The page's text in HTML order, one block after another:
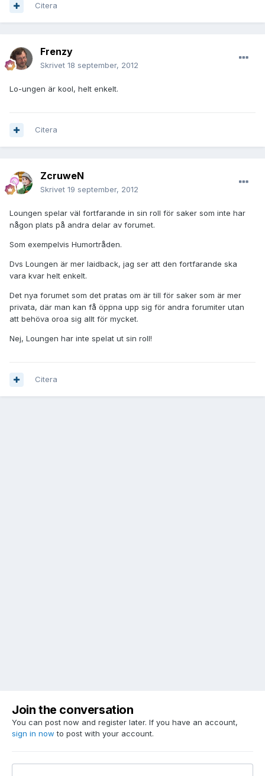
Citera
Frenzy
Skrivet 18 september, 2012
Lo-ungen är kool, helt enkelt.
Citera
ZcruweN
Skrivet 19 september, 2012
Loungen spelar väl fortfarande in sin roll för saker som inte har
någon plats på andra delar av forumet.
Som exempelvis Humortråden.
Dvs Loungen är mer laidback, jag ser att den fortfarande ska
vara kvar helt enkelt.
Det nya forumet som det pratas om är till för saker som är mer
privata, där man kan få öppna upp sig för andra forumiter utan
att behöva oroa sig allt för mycket.
Nej, Loungen har inte spelat ut sin roll!
Citera
Join the conversation
You can post now and register later. If you have an account,
sign in now to post with your account.